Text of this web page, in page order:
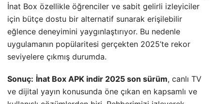
İnat Box özellikle öğrenciler ve sabit gelirli izleyiciler
için bütçe dostu bir alternatif sunarak erişilebilir
eğlence deneyimini yaygınlaştırıyor. Bu nedenle
uygulamanın popülaritesi gerçekten 2025’te rekor
seviyelere çıkmış durumda.
Sonuç: İnat Box APK indir 2025 son sürüm, canlı TV
ve dijital yayın konusunda öne çıkan en kapsamlı ve